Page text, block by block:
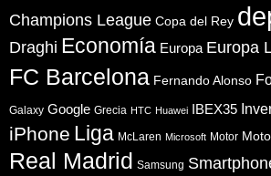
Champions League Copa del Rey
Draghi Economía Europa Europa
FC Barcelona Fernando Alonso
Galaxy Google Grecia HTC Huawei IBEX35
iPhone Liga McLaren Microsoft Motor
Real Madrid Samsung